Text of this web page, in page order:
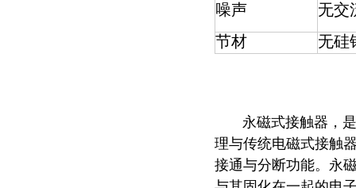
噪声
无交
节材
无硅
永磁式接触器，
理与传统电磁式接触
接通与分断功能。永